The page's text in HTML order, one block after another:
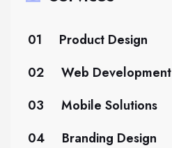
01
Product Design
02
Web Development
03
Mobile Solutions
04
Branding Design